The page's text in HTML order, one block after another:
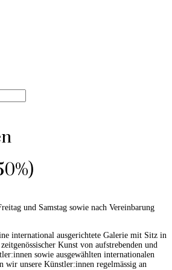
und Samstag sowie nach Vereinbarung
international ausgerichtete Galerie mit Sitz in
Kunst von aufstrebenden und
sowie ausgewählten internationalen
wir unsere Künstler:innen regelmässig an